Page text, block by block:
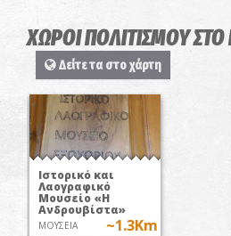
ΧΩΡΟΙ ΠΟΛΙΤΙΣΜΟΥ
Δείτε τα στο χάρτη
Ιστορικό και
Λαογραφικό
Μουσείο «Η
Ανδρουβίστα»
ΜΟΥΣΕΙΑ ~1.3Km